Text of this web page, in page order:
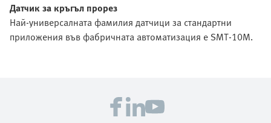
Датчик за кръгъл прорез
Най-универсалната фамилия датчици за стандартни
приложения във фабричната автоматизация е SMT-10M.